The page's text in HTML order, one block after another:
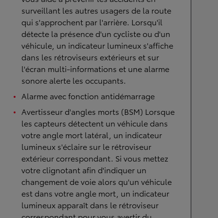
surveillant les autres usagers de la route
qui s'approchent par l'arrière. Lorsqu'il
détecte la présence d'un cycliste ou d'un
véhicule, un indicateur lumineux s'affiche
dans les rétroviseurs extérieurs et sur
l'écran multi-informations et une alarme
sonore alerte les occupants.
Alarme avec fonction antidémarrage
Avertisseur d'angles morts (BSM) Lorsque
les capteurs détectent un véhicule dans
votre angle mort latéral, un indicateur
lumineux s'éclaire sur le rétroviseur
extérieur correspondant. Si vous mettez
votre clignotant afin d'indiquer un
changement de voie alors qu'un véhicule
est dans votre angle mort, un indicateur
lumineux apparaît dans le rétroviseur